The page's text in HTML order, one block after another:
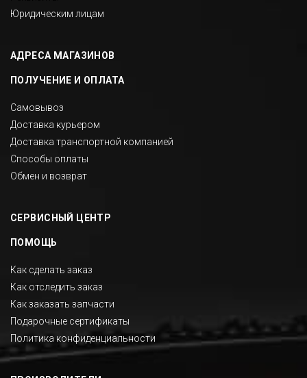
Юридическим лицам
АДРЕСА МАГАЗИНОВ
ПОЛУЧЕНИЕ И ОПЛАТА
Самовывоз
Доставка курьером
Доставка транспортной компанией
Способы оплаты
Обмен и возврат
СЕРВИСНЫЙ ЦЕНТР
ПОМОЩЬ
Как сделать заказ
Как отследить заказ
Как заказать запчасти
Подарочные сертификаты
Политика конфиденциальности